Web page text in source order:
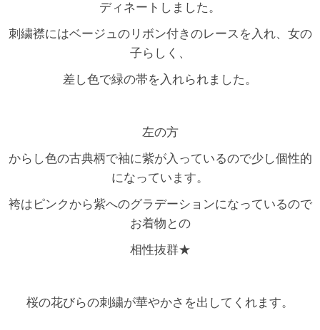
ディネートしました。
刺繍襟にはベージュのリボン付きのレースを入れ、女の
子らしく、
差し色で緑の帯を入れられました。
左の方
からし色の古典柄で袖に紫が入っているので少し個性的
になっています。
袴はピンクから紫へのグラデーションになっているので
お着物との
相性抜群★
桜の花びらの刺繍が華やかさを出してくれます。